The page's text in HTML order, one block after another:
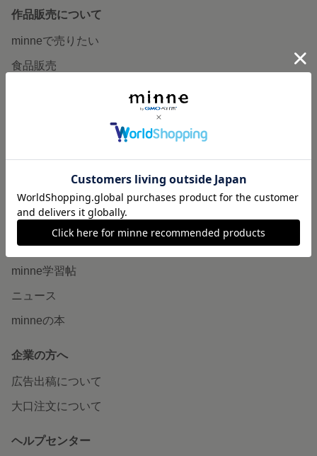
作品販売について
minneで売りたい
食品販売
minne LAB
販売支援企画・イベント
読みもの
minneとものづくりと
minne学習帖
ニュース
minneの本
企業の方へ
広告出稿について
大口注文について
ヘルプセンター